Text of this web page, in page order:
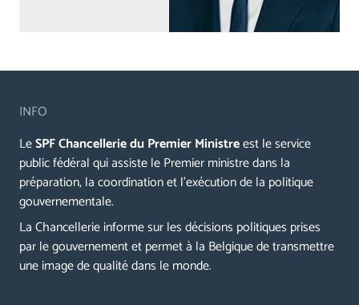
INFO
LeSPF Chancellerie du Premier Ministreest le service
public fédéral qui assiste le Premier ministre dans la
préparation, la coordination et l’exécution de la politique
gouvernementale.
La Chancellerie informe sur les décisions politiques prises
par le gouvernement et permet à la Belgique de transmettre
une image de qualité dans le monde.